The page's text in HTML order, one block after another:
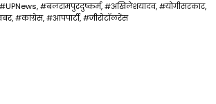
#बलरामपुरदुष्कर्म, #अखिलेशयादव, #योगीसरकार,
#कांग्रेस, #आपपार्टी, #जीरोटॉलरेंस